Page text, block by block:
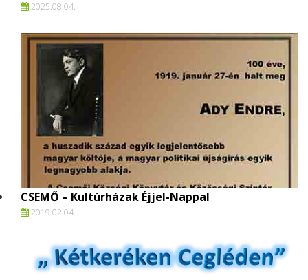
2025.08.04.
CSEMŐ – Kultúrházak Éjjel-Nappal
2019.02.04.